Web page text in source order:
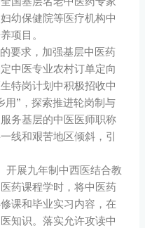
幼保健院等医疗机构中
项目。
要求，加强基层中医药
中医专业农村订单定向
特岗计划中积极招收中
用”，探索推进轮岗制与
务基层的中医医师职称
线和艰苦地区倾斜，引
开展九年制中西医结合教
药课程学时，将中医药
课和毕业实习内容，在
知识。落实允许攻读中